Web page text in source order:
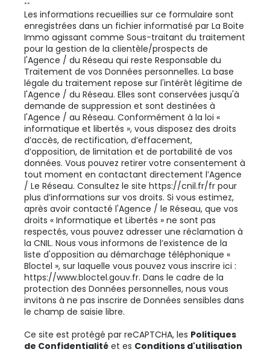
**
Les informations recueillies sur ce formulaire sont
enregistrées dans un fichier informatisé par La Boite
Immo agissant comme Sous-traitant du traitement
pour la gestion de la clientèle/prospects de
l'Agence / du Réseau qui reste Responsable du
Traitement de vos Données personnelles. La base
légale du traitement repose sur l'intérêt légitime de
l'Agence / du Réseau. Elles sont conservées jusqu'à
demande de suppression et sont destinées à
l'Agence / au Réseau. Conformément à la loi «
informatique et libertés », vous disposez des droits
d’accès, de rectification, d’effacement,
d’opposition, de limitation et de portabilité de vos
données. Vous pouvez retirer votre consentement à
tout moment en contactant directement l’Agence
/ Le Réseau. Consultez le site https://cnil.fr/fr pour
plus d’informations sur vos droits. Si vous estimez,
après avoir contacté l'Agence / le Réseau, que vos
droits « Informatique et Libertés » ne sont pas
respectés, vous pouvez adresser une réclamation à
la CNIL. Nous vous informons de l’existence de la
liste d'opposition au démarchage téléphonique «
Bloctel », sur laquelle vous pouvez vous inscrire ici :
https://www.bloctel.gouv.fr. Dans le cadre de la
protection des Données personnelles, nous vous
invitons à ne pas inscrire de Données sensibles dans
le champ de saisie libre.
Ce site est protégé par reCAPTCHA, les Politiques
de Confidentialité et es Conditions d'utilisation